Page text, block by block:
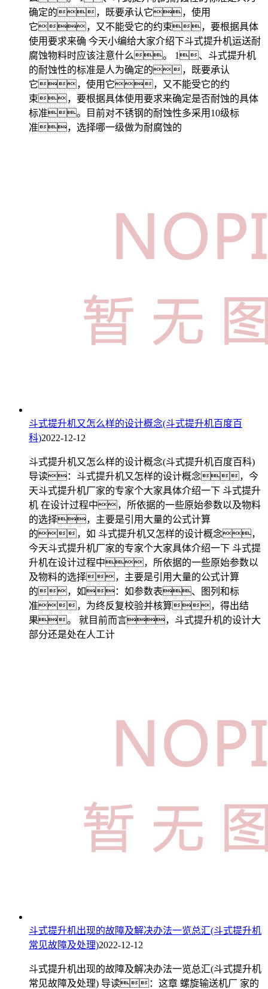
确定的，既要承认它，使用
它，又不能受它的约束，要根据具体
使用要求来确 今天小编给大家介绍下斗式提升机运送耐
腐蚀物料时应该注意什么。 1、斗式提升机
的耐蚀性的标准是人为确定的，既要承认
它，使用它，又不能受它的约
束，要根据具体使用要求来确定是否耐蚀的具体
标准。目前对不锈钢的耐蚀性多采用10级标
准，选择哪一级做为耐腐蚀的
斗式提升机又怎么样的设计概念(斗式提升机百度百
科)2022-12-12
斗式提升机又怎么样的设计概念(斗式提升机百度百科)
导读：斗式提升机又怎样的设计概念，今
天斗式提升机厂家的专家个大家具体介绍一下 斗式提升
机 在设计过程中，所依据的一些原始参数以及物料
的选择，主要是引用大量的公式计算
的，如 斗式提升机又怎样的设计概念，
今天斗式提升机厂家的专家个大家具体介绍一下 斗式提
升机在设计过程中，所依据的一些原始参数以
及物料的选择，主要是引用大量的公式计算
的，如：如参数表、图列和标
准，为终反复校验并核算，得出结
果。 就目前而言，斗式提升机的设计大
部分还是处在人工计
斗式提升机出现的故障及解决办法一览总汇(斗式提升机
常见故障及处理)2022-12-12
斗式提升机出现的故障及解决办法一览总汇(斗式提升机
常见故障及处理) 导读：这章 螺旋输送机厂 家的